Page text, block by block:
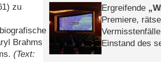
zu
Brahms
(Text:
Ergreifende
Premiere,
Einstand des